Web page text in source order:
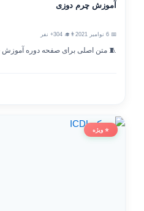
آموزش چرم دوزی
📅 6 نوامبر 2021 👨‍🎓 304+ نفر
🧵 متن اصلی برای صفحه دوره
⭐ ویژه